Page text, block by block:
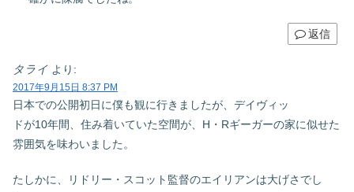
返信
タライ より:
2017年9月15日 8:37 PM
日本での公開初日に僕も観に行きましたが、デイヴィッ
ドが10年間、住み着いていた空間が、H・Rギーガーの家に似せた
雰囲気を味わいました。
たしかに、リドリー・スコット監督のエイリアンは大げさでし